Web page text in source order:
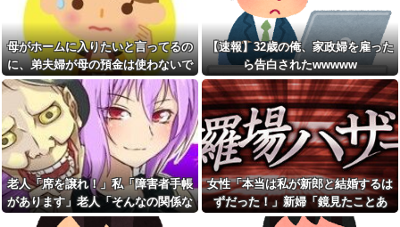
【驚愕】 新幹線じゃなく『帰
省費4000円』安くなる在来線で
帰省した結果ｗｗｗｗｗ
子供がバイトで貯めた資金で
旅行中の話だけど、ちょっとお
金足りないから貸してくれる？
って連絡きた
私「50万円使ったって本
当？」監査ママ「来月には絶対
返すから…」→約束を信じて待
った結果、警察に通報すること
になり…
俺「お前ら親指の指紋を見て
みろｗ」スレ民「何があるん
だ？」→見た瞬間、思わず笑っ
てしまう人が続出して…
【衝撃】幼稚園のころイキっ
てた金持ちママが旦那が死んだ
結果･････⇒！！
【恐怖】もとカノがドア越し
に『これ』してきた理由ｗｗｗ
ｗ
【キチ】 ２年前に突然出て行
った妻からです。「天井にへば
りついてニタニタ笑ってないで
出て行って！」【怖】
結婚をするため、嫁親と俺親
と会食をした。その時嫁親が
「一人っ子ですか？三人家族で
すか？」と何度も聞く「そうで
すよー、前は祖母がいたんで四
人家族でしたが」と答
母がホームに入りたいと言ってるの
に、弟夫婦が母の預金は使わないで
と言ってきた。我が弟ながら情けな
くて溜息が出る
【速報】32歳の俺、家政婦を雇った
ら告白されたwwwww
老人「席を譲れ！」私「障害者手帳
があります」老人「そんなの関係な
い！」→暴言を浴びせられた直後、
女性「本当は私が新郎と結婚するは
ずだった！」新婦「鏡見たことあ
る？」→披露宴が一瞬で騒然となっ